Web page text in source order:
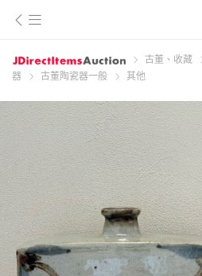
古董、收藏
器
古董陶瓷器一般 其他